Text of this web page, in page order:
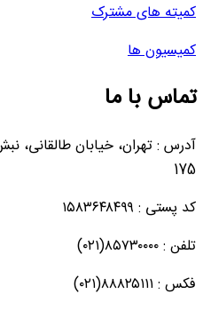
کمیته های مشترک
کمیسیون ها
تماس با ما
آدرس : تهران، خیابان
175
کد پستی : ۱۵۸۳۶۴۸۴۹۹
تلفن : ۸۵۷۳۰۰۰۰(۰۲۱)
فکس : ۸۸۸۲۵۱۱۱(۰۲۱)